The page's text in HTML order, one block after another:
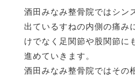
酒田みなみ整骨院ではシン
出ているすねの内側の痛み
けでなく足関節や股関節に
進めていきます。
酒田みなみ整骨院ではその